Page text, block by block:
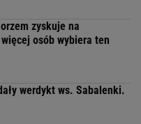
zyskuje na
osób wybiera ten
werdykt ws. Sabalenki.